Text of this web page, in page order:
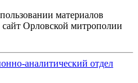
материалов
Орловской митрополии
аналитический отдел